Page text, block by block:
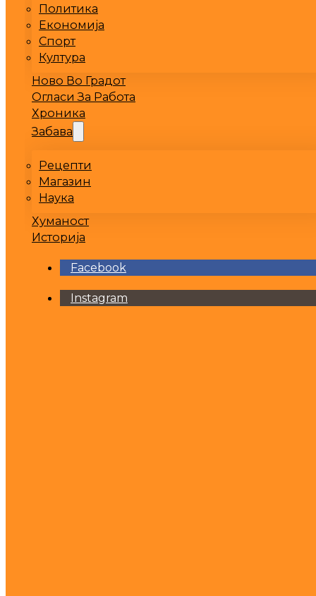
Политика
Економија
Спорт
Култура
Ново Во Градот
Огласи За Работа
Хроника
Забава
Рецепти
Магазин
Наука
Хуманост
Историја
Facebook
Instagram